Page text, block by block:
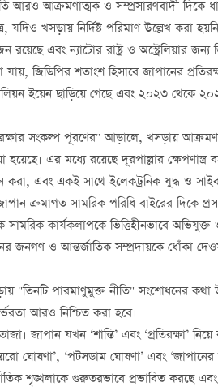
আরও আক্রমণাত্মক ও সম্প্রসারণবাদী দিকে
যদিও খসড়ায় নির্দিষ্ট পরিমাণ উল্লেখ করা
এবং ন্যাটোর রাষ্ট্র ও অস্ট্রেলিয়ার জন্য
জিডিপির শতাংশ হিসাবে জাপানের
ইয়েন ছাড়িয়ে গেছে এবং ২০২৩ থেকে
রক্ষার সংকল্প পূরণের" আড়ালে, খসড়ায়
হয়েছে। এর মধ্যে রয়েছে দূরপাল্লার
করা, এবং একই সাথে ইলেকট্রনিক যুদ্ধ ও
ক্রমাগত সামরিক পরিধি বাইরের দিকে
সামরিক কার্যকলাপকে ভিত্তিহীনভাবে
জনগণ ও আন্তর্জাতিক সম্প্রদায়কে ধোঁকা
"তিনটি পারমাণুমুক্ত নীতি" সংশোধনের
আরও নিশ্চিত করা হবে।
জাপান যখন ‘শান্তি’ এবং ‘প্রতিরক্ষা’
ঘোষণা’, ‘পটসডাম ঘোষণা’ এবং
শৃঙ্খলাকে গুরুতরভাবে প্রভাবিত করছে